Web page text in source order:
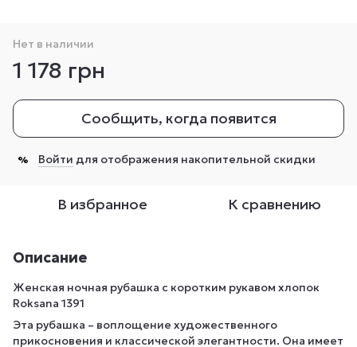
Нет в наличии
1 178 грн
Сообщить, когда появится
% Войти для отображения накопительной скидки
В избранное К сравнению
Описание
Женская ночная рубашка с коротким рукавом хлопок
Roksana 1391
Эта рубашка – воплощение художественного
прикосновения и классической элегантности. Она имеет